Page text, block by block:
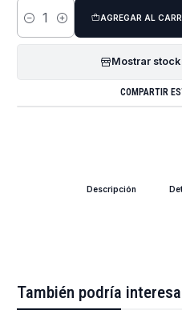
Cantidad
AGREGAR AL
Mostrar
COMPARTIR
Descripción
También podría